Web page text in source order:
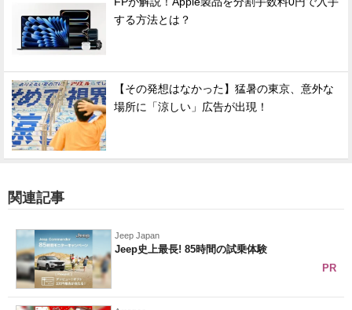
する方法とは？
【その発想はなかった】猛暑の東京、意外な
場所に「涼しい」広告が出現！
関連記事
Jeep Japan
Jeep史上最長! 85時間の試乗体験
PR